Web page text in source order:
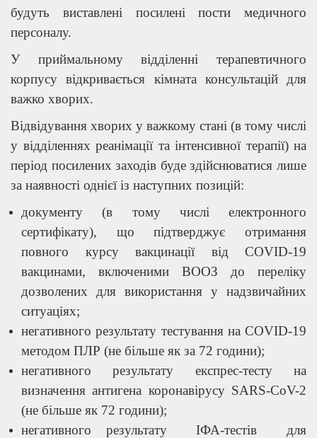
будуть виставлені посилені пости медичного
персоналу.
У приймальному відділенні терапевтичного
корпусу відкривається кімната консультацій для
важко хворих.
Відвідування хворих у важкому стані (в тому числі
у відділеннях реанімації та інтенсивної терапії) на
період посилених заходів буде здійснюватися лише
за наявності однієї із наступних позицій:
документу (в тому числі електронного
сертифікату), що підтверджує отримання
повного курсу вакцинації від СОVID-19
вакцинами, включеними ВООЗ до переліку
дозволених для використання у надзвичайних
ситуаціях;
негативного результату тестування на СОVID-19
методом ПЛР (не більше як за 72 години);
негативного результату експрес-тесту на
визначення антигена коронавірусу SАRS-СоV-2
(не більше як 72 години);
негативного результату ІФА-тестів для